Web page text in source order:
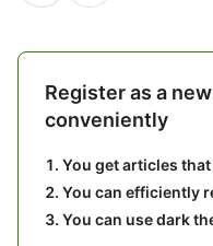
Register as a
conveniently
You get articles
You can efficiently
You can use dark